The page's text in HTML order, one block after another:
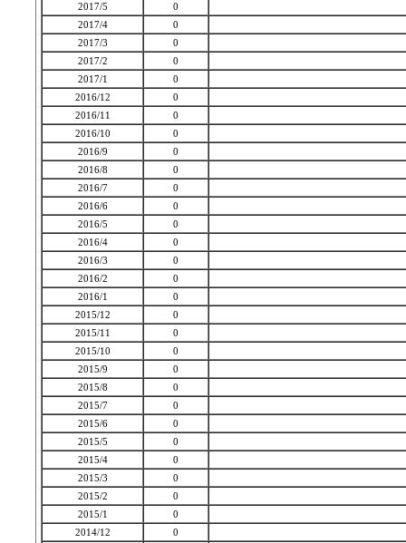
2017/5
0
2017/4
0
2017/3
0
2017/2
0
2017/1
0
2016/12
0
2016/11
0
2016/10
0
2016/9
0
2016/8
0
2016/7
0
2016/6
0
2016/5
0
2016/4
0
2016/3
0
2016/2
0
2016/1
0
2015/12
0
2015/11
0
2015/10
0
2015/9
0
2015/8
0
2015/7
0
2015/6
0
2015/5
0
2015/4
0
2015/3
0
2015/2
0
2015/1
0
2014/12
0